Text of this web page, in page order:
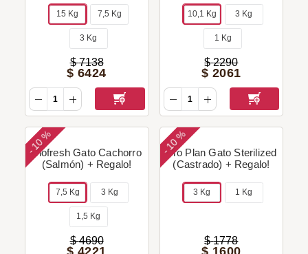
15 Kg 7,5 Kg
3 Kg
$ 7138
$ 6424
Regalo!
10,1 Kg 3 Kg
1 Kg
$ 2290
$ 2061
-
10 %
Biofresh Gato Cachorro
(Salmón) + Regalo!
7,5 Kg 3 Kg
1,5 Kg
$ 4690
-
10 %
Pro Plan Gato Sterilized
(Castrado) + Regalo!
3 Kg 1 Kg
$ 1778